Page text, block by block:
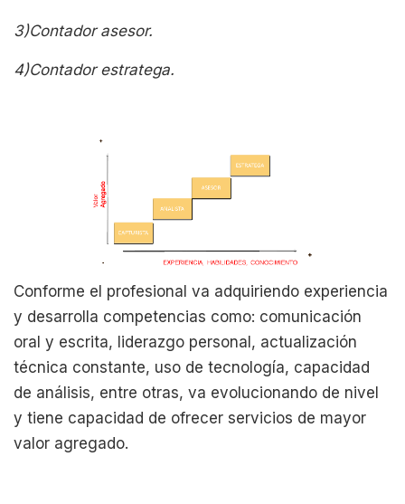
3)Contador asesor.
4)Contador estratega.
Conforme el profesional va adquiriendo experiencia
y desarrolla competencias como: comunicación
oral y escrita, liderazgo personal, actualización
técnica constante, uso de tecnología, capacidad
de análisis, entre otras, va evolucionando de nivel
y tiene capacidad de ofrecer servicios de mayor
valor agregado.